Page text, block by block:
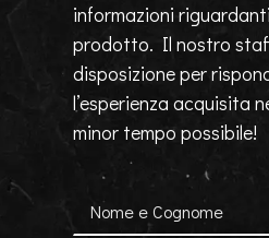
informazioni
prodotto. Il nostro
disposizione per
l’esperienza acquisita
minor tempo possibile!